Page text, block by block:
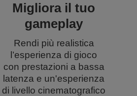
Migliora il tuo
gameplay
Rendi più realistica
l’esperienza di gioco
con prestazioni a bassa
latenza e un'esperienza
di livello cinematografico